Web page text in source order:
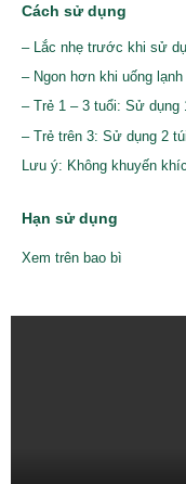
Cách sử dụng
– Lắc nhẹ trước khi sử
– Ngon hơn khi uống lạnh
– Trẻ 1 – 3 tuổi: Sử dụng
– Trẻ trên 3: Sử dụng 2
Lưu ý: Không khuyến
Hạn sử dụng
Xem trên bao bì